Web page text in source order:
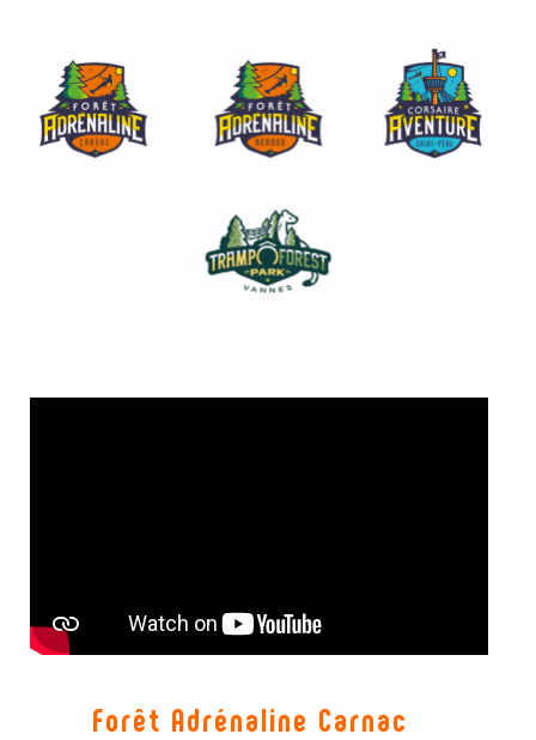
Forêt Adrénaline Carnac